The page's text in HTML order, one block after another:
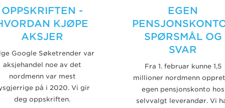
OPPSKRIFTEN -
KJØPE
AKSJER
Google Søketrender var
aksjehandel noe av det
nordmenn var mest
på i 2020. Vi gir
deg oppskriften.
EGEN
SPØRSMÅL OG
SVAR
Fra 1. februar kunne 1,5
millioner nordmenn
egen pensjonskonto hos
selvvalgt leverandør. Vi